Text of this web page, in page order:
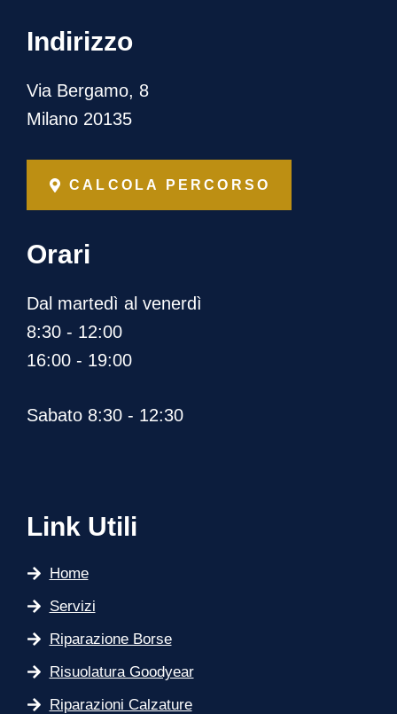
Indirizzo
Via Bergamo, 8
Milano 20135
CALCOLA PERCORSO
Orari
Dal martedì al venerdì
8:30 - 12:00
16:00 - 19:00
Sabato 8:30 - 12:30
Link Utili
Home
Servizi
Riparazione Borse
Risuolatura Goodyear
Riparazioni Calzature